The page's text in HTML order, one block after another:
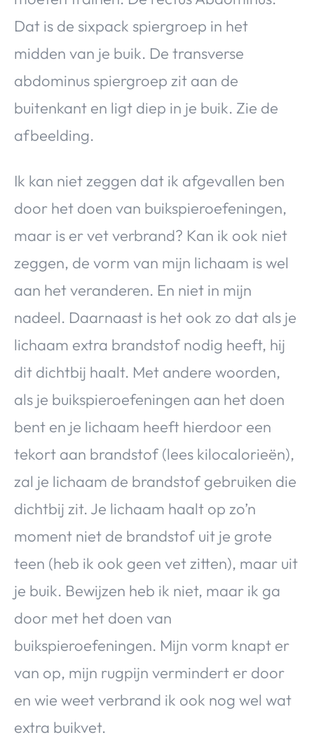
Dat is de sixpack spiergroep in het
midden van je buik. De transverse
abdominus spiergroep zit aan de
buitenkant en ligt diep in je buik. Zie de
afbeelding.
Ik kan niet zeggen dat ik afgevallen ben
door het doen van buikspieroefeningen,
maar is er vet verbrand? Kan ik ook niet
zeggen, de vorm van mijn lichaam is wel
aan het veranderen. En niet in mijn
nadeel. Daarnaast is het ook zo dat als je
lichaam extra brandstof nodig heeft, hij
dit dichtbij haalt. Met andere woorden,
als je buikspieroefeningen aan het doen
bent en je lichaam heeft hierdoor een
tekort aan brandstof (lees kilocalorieën),
zal je lichaam de brandstof gebruiken die
dichtbij zit. Je lichaam haalt op zo’n
moment niet de brandstof uit je grote
teen (heb ik ook geen vet zitten), maar uit
je buik. Bewijzen heb ik niet, maar ik ga
door met het doen van
buikspieroefeningen. Mijn vorm knapt er
van op, mijn rugpijn vermindert er door
en wie weet verbrand ik ook nog wel wat
extra buikvet.